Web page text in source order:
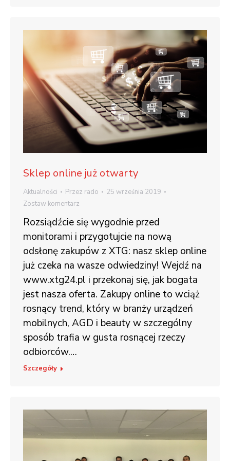
Sklep online już otwarty
Aktualności Przez rado
25 września 2019
Zostaw komentarz
Rozsiądźcie się wygodnie przed
monitorami i przygotujcie na nową
odsłonę zakupów z XTG: nasz sklep online
już czeka na wasze odwiedziny! Wejdź na
www.xtg24.pl i przekonaj się, jak bogata
jest nasza oferta. Zakupy online to wciąż
rosnący trend, który w branży urządzeń
mobilnych, AGD i beauty w szczególny
sposób trafia w gusta rosnącej rzeczy
odbiorców.…
Szczegóły